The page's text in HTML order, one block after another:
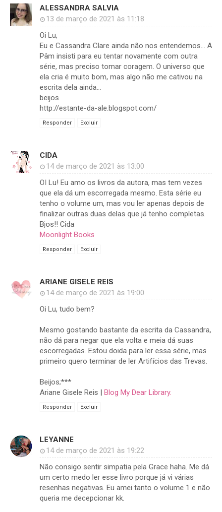
ALESSANDRA SALVIA
13 de março de 2021 às 11:18
Oi Lu,
Eu e Cassandra Clare ainda não nos entendemos... A
Pâm insisti para eu tentar novamente com outra
série, mas preciso tomar coragem. O universo que
ela cria é muito bom, mas algo não me cativou na
escrita dela ainda...
beijos
http://estante-da-ale.blogspot.com/
Responder Excluir
CIDA
14 de março de 2021 às 13:00
OI Lu! Eu amo os livros da autora, mas tem vezes
que ela dá um escorregada mesmo. Esta série eu
tenho o volume um, mas vou ler apenas depois de
finalizar outras duas delas que já tenho completas.
Bjos!! Cida
Moonlight Books
Responder Excluir
ARIANE GISELE REIS
14 de março de 2021 às 19:00
Oi Lu, tudo bem?
Mesmo gostando bastante da escrita da Cassandra,
não dá para negar que ela volta e meia dá suas
escorregadas. Estou doida para ler essa série, mas
primeiro quero terminar de ler Artifícios das Trevas.
Beijos;***
Ariane Gisele Reis |
Blog My Dear Library.
Responder Excluir
LEYANNE
14 de março de 2021 às 19:22
Não consigo sentir simpatia pela Grace haha. Me dá
um certo medo ler esse livro porque já vi várias
resenhas negativas. Eu amei tanto o volume 1 e não
queria me decepcionar kk.